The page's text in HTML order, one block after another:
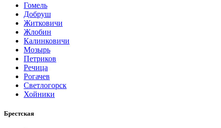
Гомель
Добруш
Житковичи
Жлобин
Калинковичи
Мозырь
Петриков
Речица
Рогачев
Светлогорск
Хойники
Брестская